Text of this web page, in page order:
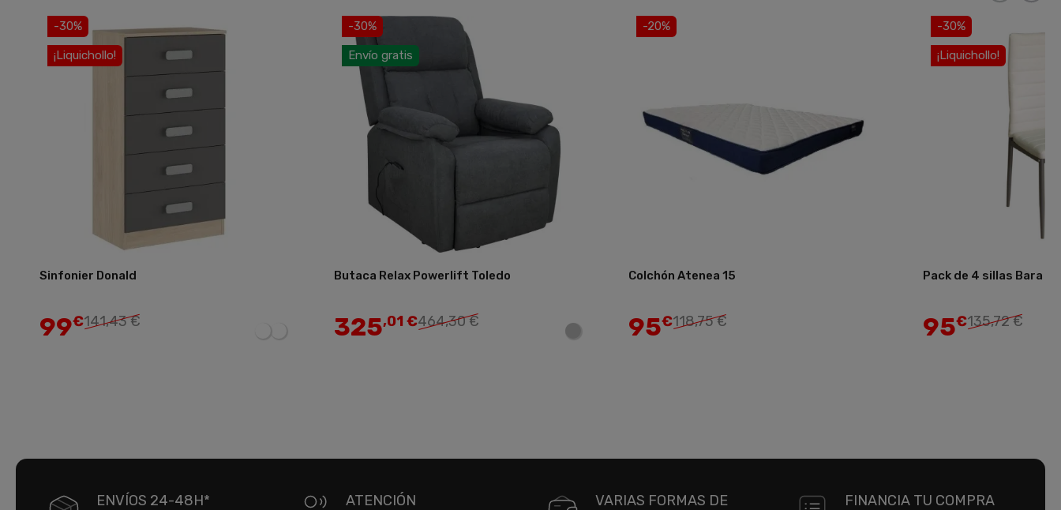
Sinfonier Donald
99€141,43 €
-30%
¡Liquichollo!
Butaca Relax Powerlift Toledo
325,01 €464,30 €
-30%
Envío gratis
Colchón Atenea 15
95€118,75 €
-20%
Pack de 4 sillas Bara
95€135,72 €
-30%
¡Liquichollo!
ENVÍOS 24-48H*
ATENCIÓN
VARIAS FORMAS DE
FINANCIA TU COMPRA